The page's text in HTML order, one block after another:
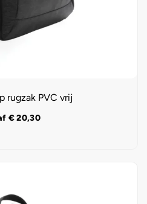
rugzak PVC vrij
€20,30